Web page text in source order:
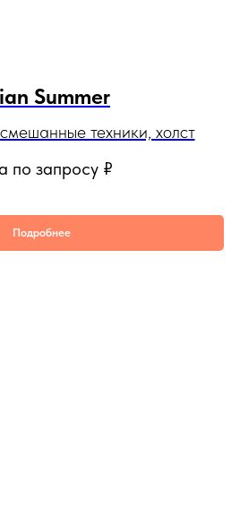
Summer
техники, холст
по запросу ₽
Подробнее